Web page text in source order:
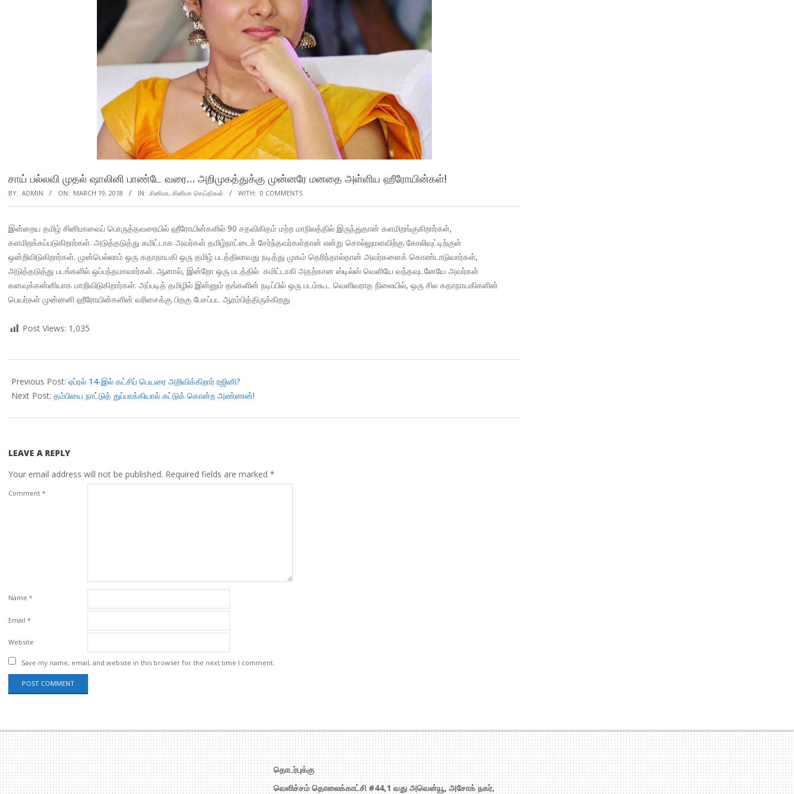
சாய் பல்லவி முதல் ஷாலினி பாண்டே வரை… அறிமுகத்துக்கு முன்னரே மனதை அள்ளிய ஹீரோயின்கள்!
BY: ADMIN ON: MARCH 19, 2018 IN: சினிமா, சினிமா செய்திகள் WITH: 0 COMMENTS
இன்றைய தமிழ் சினிமாவைப் பொருத்தவரையில் ஹீரோயின்களில் 90 சதவிகிதம் மற்ற மாநிலத்தில் இருந்துதான் களமிறங்குகிறார்கள்,
களமிறக்கப்படுகிறார்கள். அடுத்தடுத்து கமிட்டாக அவர்கள் தமிழ்நாட்டைச் சேர்ந்தவர்கள்தான் என்று சொல்லுமளவிற்கு கோலிவுட்டிற்குள்
ஒன்றிவிடுகிறார்கள். முன்பெல்லாம் ஒரு கதாநாயகி ஒரு தமிழ் படத்திலாவது நடித்து முகம் தெரிந்தால்தான் அவர்களைக் கொண்டாடுவார்கள்,
அடுத்தடுத்து படங்களில் ஒப்பந்தமாவார்கள். ஆனால், இன்றோ ஒரு படத்தில் கமிட்டாகி அதற்கான ஸ்டில்ஸ் வெளியே வந்தவுடனேயே அவர்கள்
கனவுக்கன்னியாக மாறிவிடுகிறார்கள். அப்படித் தமிழில் இன்னும் தங்களின் நடிப்பில் ஒரு படம்கூட வெளிவராத நிலையில், ஒரு சில கதாநாயகிகளின்
பெயர்கள் முன்னனி ஹீரோயின்களின் வரிசைக்கு பிறகு பேசப்பட ஆரம்பித்திருக்கிறது
Post Views: 1,035
03-
19
Previous Post: ஏப்ரல் 14-இல் கட்சிப் பெயரை அறிவிக்கிறார் ரஜினி?
Next Post: தம்பியை நாட்டுத் துப்பாக்கியால் சுட்டுக் கொன்ற அண்ணன்!
LEAVE A REPLY
Your email address will not be published. Required fields are marked *
Comment *
Name *
Email *
Website
Save my name, email, and website in this browser for the next time I comment.
தொடர்புக்கு
வெளிச்சம் தொலைக்காட்சி #44,1 வது அவென்யூ, அசோக் நகர்,